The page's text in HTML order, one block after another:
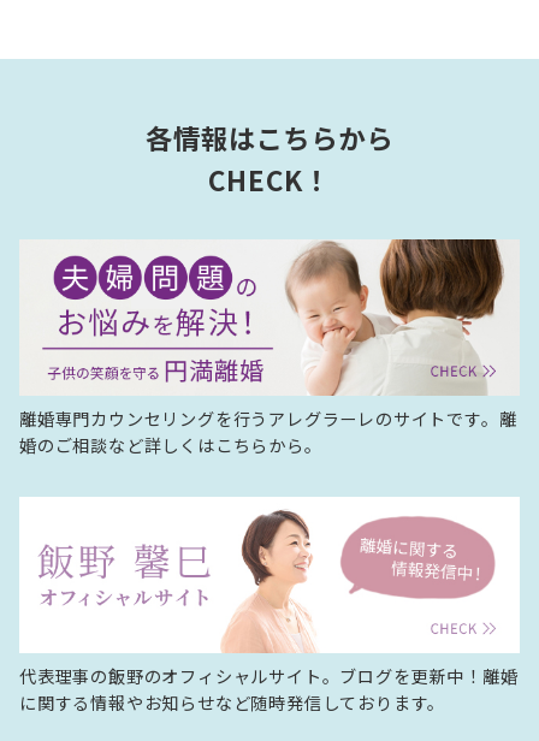
各情報はこちらから
CHECK！
離婚専門カウンセリングを行うアレグラーレのサイトです。離
婚のご相談など詳しくはこちらから。
代表理事の飯野のオフィシャルサイト。ブログを更新中！離婚
に関する情報やお知らせなど随時発信しております。